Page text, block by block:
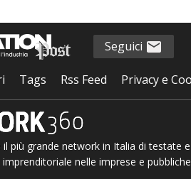
Seguici
Tags Rss Feed Privacy e
più grande network in Italia di testate
nelle imprese e